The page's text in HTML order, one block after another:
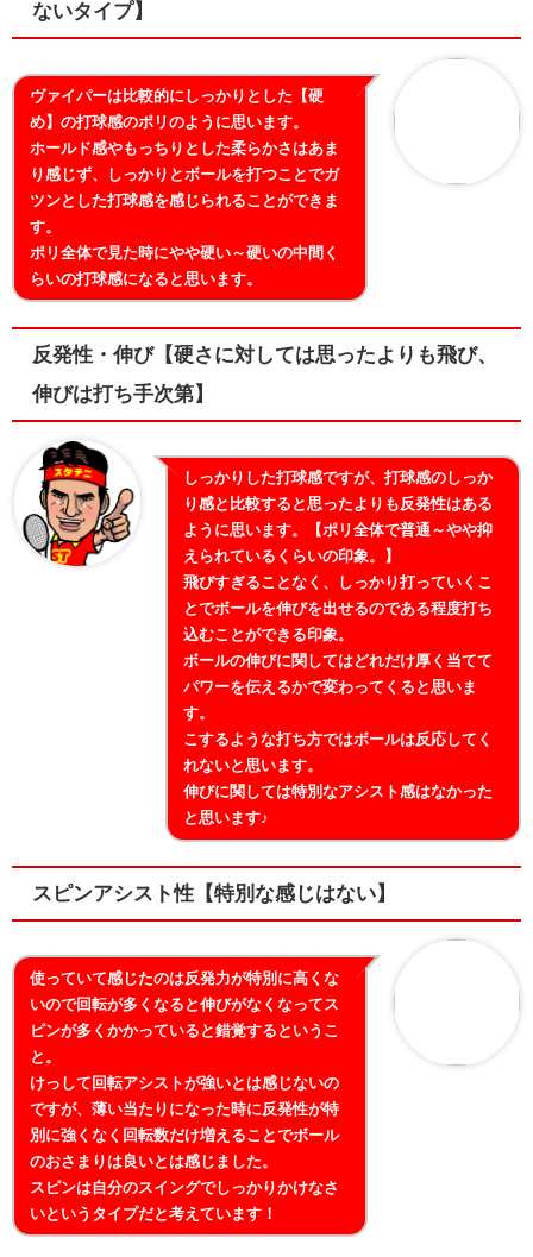
ないタイプ】
ヴァイパーは比較的にしっかりとした【硬
め】の打球感のポリのように思います。
ホールド感やもっちりとした柔らかさはあま
り感じず、しっかりとボールを打つことでガ
ツンとした打球感を感じられることができま
す。
ポリ全体で見た時にやや硬い～硬いの中間く
らいの打球感になると思います。
反発性・伸び【硬さに対しては思ったよりも飛び、
伸びは打ち手次第】
しっかりした打球感ですが、打球感のしっか
り感と比較すると思ったよりも反発性はある
ように思います。【ポリ全体で普通～やや抑
えられているくらいの印象。】
飛びすぎることなく、しっかり打っていくこ
とでボールを伸びを出せるのである程度打ち
込むことができる印象。
ボールの伸びに関してはどれだけ厚く当てて
パワーを伝えるかで変わってくると思いま
す。
こするような打ち方ではボールは反応してく
れないと思います。
伸びに関しては特別なアシスト感はなかった
と思います♪
スピンアシスト性【特別な感じはない】
使っていて感じたのは反発力が特別に高くな
いので回転が多くなると伸びがなくなってス
ピンが多くかかっていると錯覚するというこ
と。
けっして回転アシストが強いとは感じないの
ですが、薄い当たりになった時に反発性が特
別に強くなく回転数だけ増えることでボール
のおさまりは良いとは感じました。
スピンは自分のスイングでしっかりかけなさ
いというタイプだと考えています！